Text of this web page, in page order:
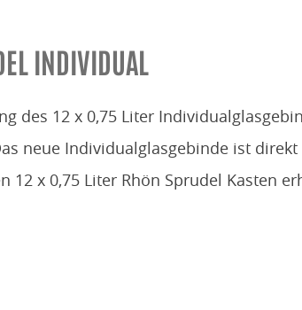
INDIVIDUAL
des 12 x 0,75 Liter
neue Individualglasgebinde ist
12 x 0,75 Liter Rhön Sprudel Kasten